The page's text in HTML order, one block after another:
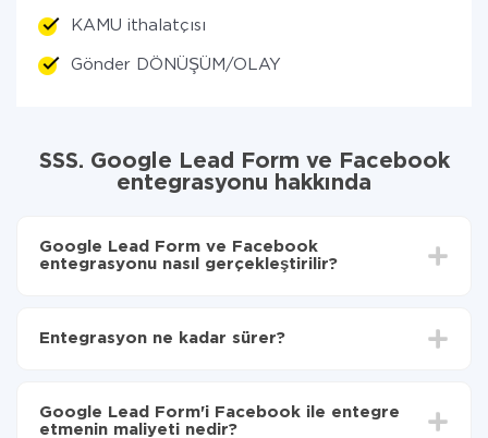
KAMU ithalatçısı
Gönder DÖNÜŞÜM/OLAY
SSS. Google Lead Form ve Facebook
entegrasyonu hakkında
Google Lead Form ve Facebook
entegrasyonu nasıl gerçekleştirilir?
aktarılacağını seçin
Facebook'ye aktarılacaktır.
Entegrasyon ne kadar sürer?
olarak, 10-15 dakika sürer.
Google Lead Form'i Facebook ile entegre
etmenin maliyeti nedir?